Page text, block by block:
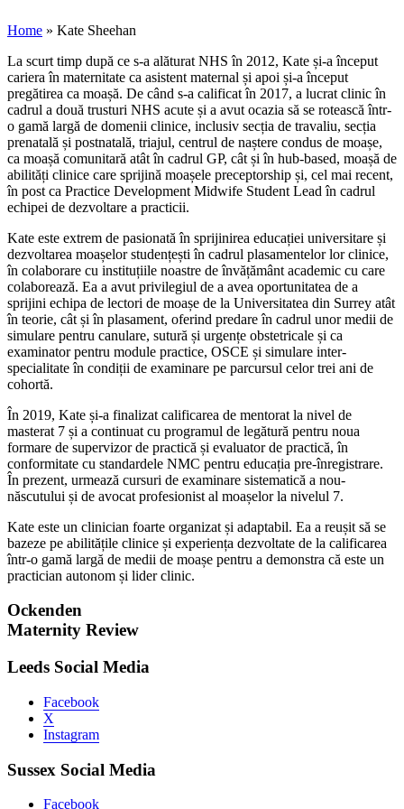
Home » Kate Sheehan
La scurt timp după ce s-a alăturat NHS în 2012, Kate și-a început
cariera în maternitate ca asistent maternal și apoi și-a început
pregătirea ca moașă. De când s-a calificat în 2017, a lucrat clinic în
cadrul a două trusturi NHS acute și a avut ocazia să se rotească într-
o gamă largă de domenii clinice, inclusiv secția de travaliu, secția
prenatală și postnatală, triajul, centrul de naștere condus de moașe,
ca moașă comunitară atât în cadrul GP, cât și în hub-based, moașă de
abilități clinice care sprijină moașele preceptorship și, cel mai recent,
în post ca Practice Development Midwife Student Lead în cadrul
echipei de dezvoltare a practicii.
Kate este extrem de pasionată în sprijinirea educației universitare și
dezvoltarea moașelor studențești în cadrul plasamentelor lor clinice,
în colaborare cu instituțiile noastre de învățământ academic cu care
colaborează. Ea a avut privilegiul de a avea oportunitatea de a
sprijini echipa de lectori de moașe de la Universitatea din Surrey atât
în teorie, cât și în plasament, oferind predare în cadrul unor medii de
simulare pentru canulare, sutură și urgențe obstetricale și ca
examinator pentru module practice, OSCE și simulare inter-
specialitate în condiții de examinare pe parcursul celor trei ani de
cohortă.
În 2019, Kate și-a finalizat calificarea de mentorat la nivel de
masterat 7 și a continuat cu programul de legătură pentru noua
formare de supervizor de practică și evaluator de practică, în
conformitate cu standardele NMC pentru educația pre-înregistrare.
În prezent, urmează cursuri de examinare sistematică a nou-
născutului și de avocat profesionist al moașelor la nivelul 7.
Kate este un clinician foarte organizat și adaptabil. Ea a reușit să se
bazeze pe abilitățile clinice și experiența dezvoltate de la calificarea
într-o gamă largă de medii de moașe pentru a demonstra că este un
practician autonom și lider clinic.
Ockenden
Maternity Review
Leeds Social Media
Facebook
X
Instagram
Sussex Social Media
Facebook